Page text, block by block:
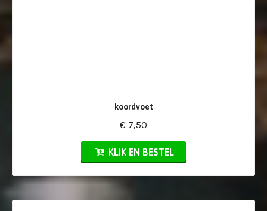
koordvoet
€ 7,50
KLIK EN BESTEL